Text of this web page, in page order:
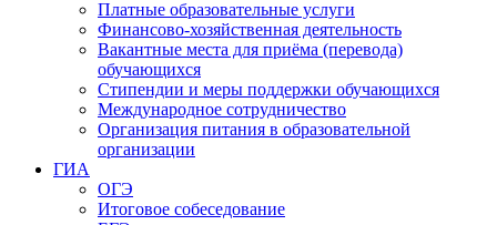
Платные образовательные услуги
Финансово-хозяйственная деятельность
Вакантные места для приёма (перевода)
обучающихся
Стипендии и меры поддержки обучающихся
Международное сотрудничество
Организация питания в образовательной
организации
ГИА
ОГЭ
Итоговое собеседование